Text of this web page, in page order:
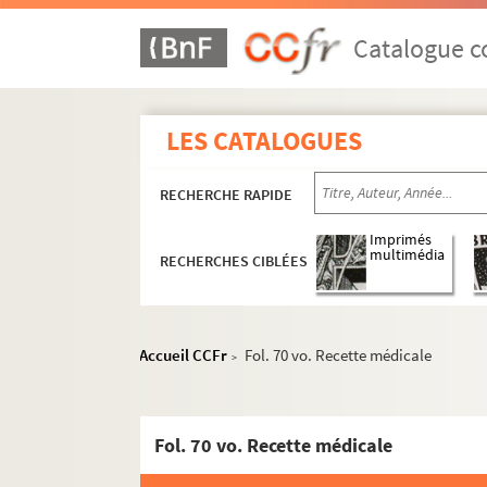
Catalogue
LES CATALOGUES
RECHERCHE RAPIDE
RECHERCHES CIBLÉES
Imprimés
multimédia
Accueil CCFr > Fol. 70 vo. Recette médicale
Fol. 70 vo. Recette médicale
1. Biblia, ex translatione S. Hieronymi
3. Nicolai de Lyra postillae in Vetus
4. Bedae expositionis in Canticum canticorum